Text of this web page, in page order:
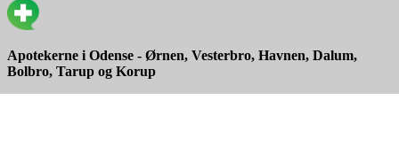
Apotekerne i Odense - Ørnen, Vesterbro, Havnen, Dalum,
Bolbro, Tarup og Korup